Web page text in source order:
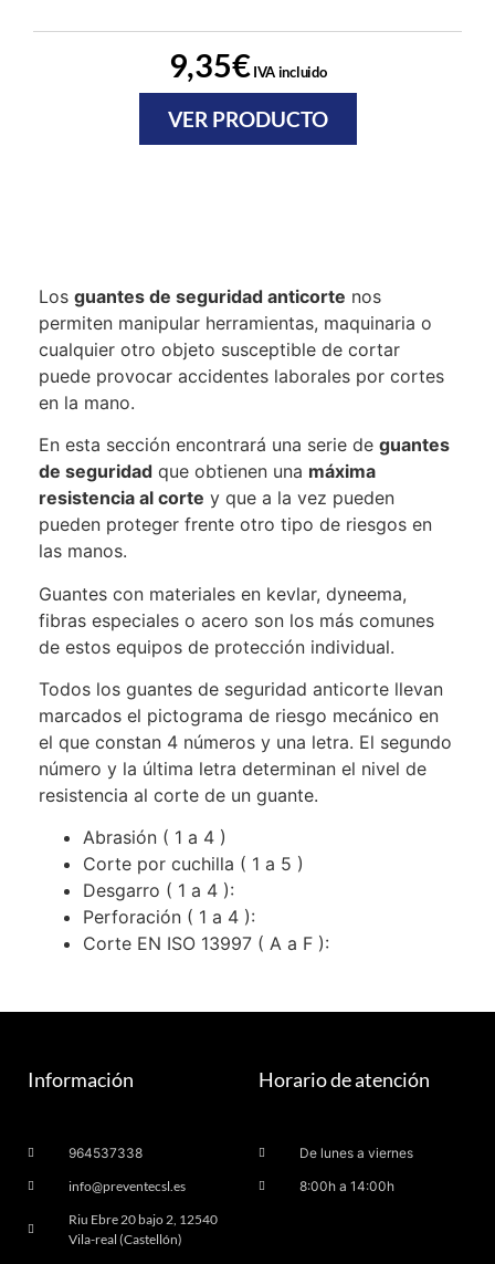
9,35€IVA incluido
VER PRODUCTO
Los guantes de seguridad anticorte nos
permiten manipular herramientas, maquinaria o
cualquier otro objeto susceptible de cortar
puede provocar accidentes laborales por cortes
en la mano.
En esta sección encontrará una serie de guantes
de seguridad que obtienen una máxima
resistencia al corte y que a la vez pueden
pueden proteger frente otro tipo de riesgos en
las manos.
Guantes con materiales en kevlar, dyneema,
fibras especiales o acero son los más comunes
de estos equipos de protección individual.
Todos los guantes de seguridad anticorte llevan
marcados el pictograma de riesgo mecánico en
el que constan 4 números y una letra. El segundo
número y la última letra determinan el nivel de
resistencia al corte de un guante.
Abrasión ( 1 a 4 )
Corte por cuchilla ( 1 a 5 )
Desgarro ( 1 a 4 ):
Perforación ( 1 a 4 ):
Corte EN ISO 13997 ( A a F ):
Información
964537338
info@preventecsl.es
Riu Ebre 20 bajo 2, 12540
Vila-real (Castellón)
Horario de atención
De lunes a viernes
8:00h a 14:00h